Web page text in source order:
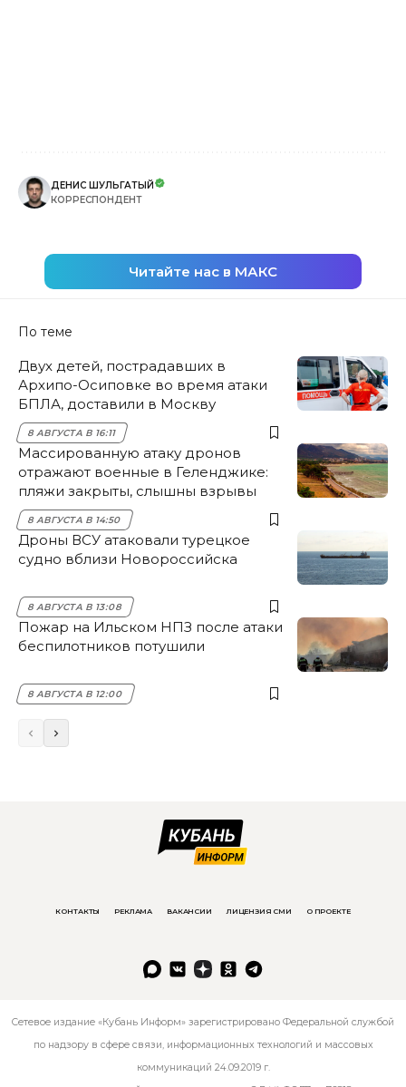
ДЕНИС ШУЛЬГАТЫЙ
КОРРЕСПОНДЕНТ
Читайте нас в МАКС
По теме
Двух детей, пострадавших в
Архипо-Осиповке во время атаки
БПЛА, доставили в Москву
8 АВГУСТА В 16:11
Массированную атаку дронов
отражают военные в Геленджике:
пляжи закрыты, слышны взрывы
8 АВГУСТА В 14:50
Дроны ВСУ атаковали турецкое
судно вблизи Новороссийска
8 АВГУСТА В 13:08
Пожар на Ильском НПЗ после атаки
беспилотников потушили
8 АВГУСТА В 12:00
КОНТАКТЫ РЕКЛАМА ВАКАНСИИ ЛИЦЕНЗИЯ СМИ О ПРОЕКТЕ
Сетевое издание «Кубань Информ» зарегистрировано Федеральной службой
по надзору в сфере связи, информационных технологий и массовых
коммуникаций 24.09.2019 г.